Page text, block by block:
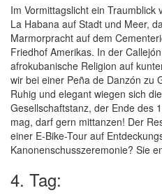
Im Vormittagslicht ein Traumblick
La Habana auf Stadt und Meer,
Marmorpracht auf dem
Friedhof Amerikas. In der
afrokubanische Religion auf
wir bei einer Peña de Danzón zu
Ruhig und elegant wiegen sich
Gesellschaftstanz, der Ende des
mag, darf gern mittanzen! Der
einer E-Bike-Tour auf
Kanonenschusszeremonie? Sie
4. Tag: